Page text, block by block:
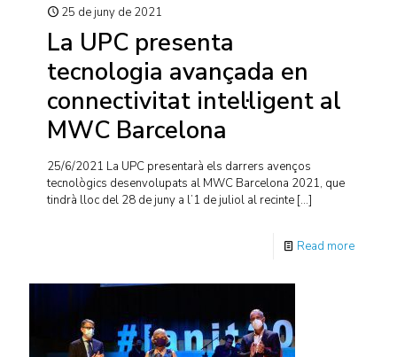
25 de juny de 2021
La UPC presenta
tecnologia avançada en
connectivitat intel·ligent al
MWC Barcelona
25/6/2021 La UPC presentarà els darrers avenços
tecnològics desenvolupats al MWC Barcelona 2021, que
tindrà lloc del 28 de juny a l’1 de juliol al recinte […]
Read more